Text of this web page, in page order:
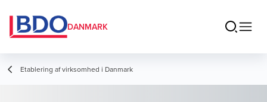
DANMARK
Etablering af virksomhed i Danmark